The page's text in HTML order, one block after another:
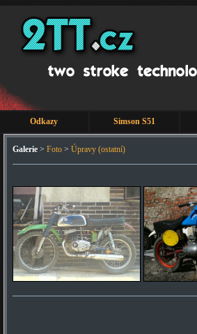
Odkazy Simson S51
Galerie > Foto > Úpravy (ostatní)